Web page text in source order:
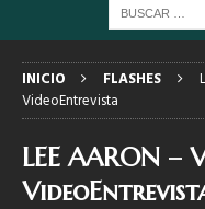
INICIO FLASHES
VideoEntrevista
LEE AARON –